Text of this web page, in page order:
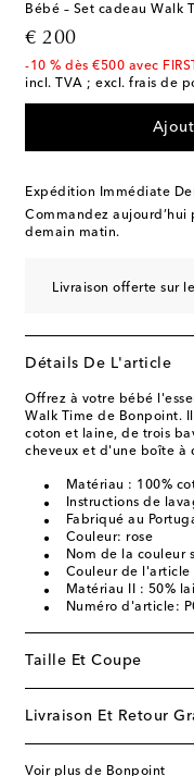
Bébé – Set cadeau Walk
€ 200
original price
-10 % dès €500 avec
incl. TVA ; excl. frais de
Expédition Immédiate
Commandez
demain matin.
Livraison offerte sur
Détails De L'article
Offrez à votre bébé
Walk Time de Bonpoint.
coton et laine, de trois
cheveux et d'une boîte à
Matériau : 100%
Instructions de
Fabriqué au
Couleur: rose
Nom de la couleur
Couleur de l'article
Matériau II : 50%
Numéro d'article:
Taille Et Coupe
Livraison Et Retour
Voir plus de Bonpoint